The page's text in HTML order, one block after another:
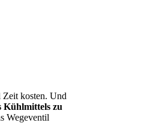
Zeit kosten. Und
Kühlmittels zu
Wegeventil